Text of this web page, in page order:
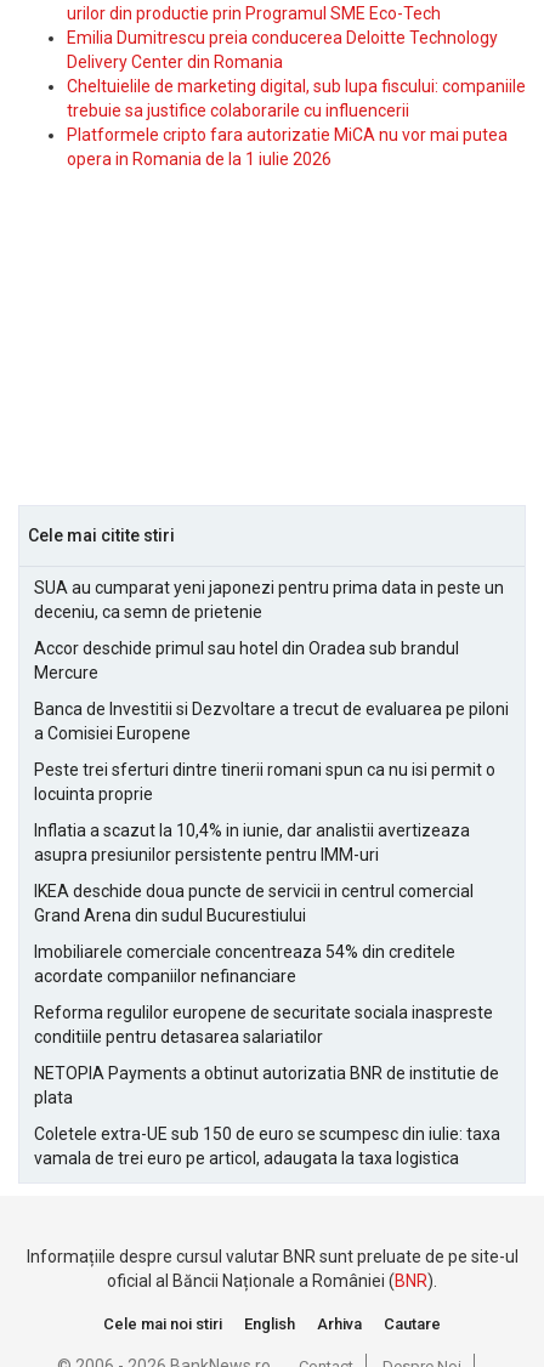
urilor din productie prin Programul SME Eco-Tech
Emilia Dumitrescu preia conducerea Deloitte Technology
Delivery Center din Romania
Cheltuielile de marketing digital, sub lupa fiscului: companiile
trebuie sa justifice colaborarile cu influencerii
Platformele cripto fara autorizatie MiCA nu vor mai putea
opera in Romania de la 1 iulie 2026
Cele mai citite stiri
SUA au cumparat yeni japonezi pentru prima data in peste un
deceniu, ca semn de prietenie
Accor deschide primul sau hotel din Oradea sub brandul
Mercure
Banca de Investitii si Dezvoltare a trecut de evaluarea pe piloni
a Comisiei Europene
Peste trei sferturi dintre tinerii romani spun ca nu isi permit o
locuinta proprie
Inflatia a scazut la 10,4% in iunie, dar analistii avertizeaza
asupra presiunilor persistente pentru IMM-uri
IKEA deschide doua puncte de servicii in centrul comercial
Grand Arena din sudul Bucurestiului
Imobiliarele comerciale concentreaza 54% din creditele
acordate companiilor nefinanciare
Reforma regulilor europene de securitate sociala inaspreste
conditiile pentru detasarea salariatilor
NETOPIA Payments a obtinut autorizatia BNR de institutie de
plata
Coletele extra-UE sub 150 de euro se scumpesc din iulie: taxa
vamala de trei euro pe articol, adaugata la taxa logistica
Informațiile despre cursul valutar BNR sunt preluate de pe site-ul
oficial al Băncii Naționale a României (BNR).
Cele mai noi stiri English Arhiva Cautare